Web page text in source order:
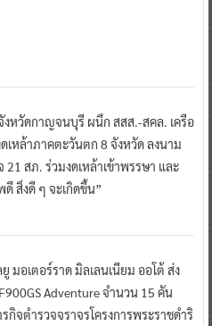
งหวัดกาญจนบุรี ผนึก สสส.-สคล. เครือ
เหล้าภาคตะวันตก 8 จังหวัด ลงนาม
21 สภ. ร่วมงดเหล้าเข้าพรรษา และ
สิ่งดี ๆ จะเกิดขึ้น”
มอเตอร์ราด มิลเลนเนียม ออโต้ ส่ง
Adventure จำนวน 15 คัน
จตำรวจจราจรโครงการพระราชดำริ